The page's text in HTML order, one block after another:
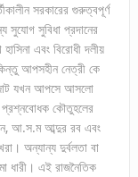
সরকারের গুরুত্বপূর্ণ
সুযোগ সুবিধা প্রদানের
এবং বিরোধী দলীয়
আপসহীন নেত্রী কে
যখন আপসে আসলো
প্রশ্নবোধক কৌতুহলের
আ.স.ম আব্দুর রব এবং
অন্যান্য দুর্বলতা বা
ধারী। এই রাজনৈতিক